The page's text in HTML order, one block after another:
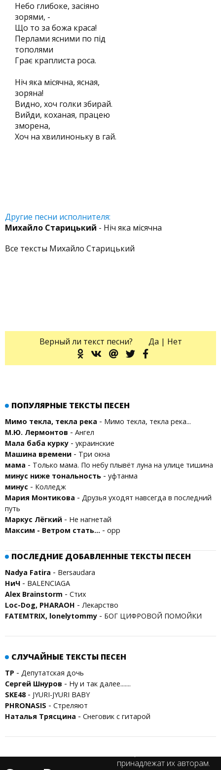
Небо глибоке, засiяно
зорями, -
Що то за божа краса!
Перлами ясними по пiд
тополями
Грає краплиста роса.
Нiч яка мiсячна, ясная,
зоряна!
Видно, хоч голки збирай.
Вийди, коханая, працею
зморена,
Хоч на хвилиноньку в гай.
Другие песни исполнителя:
Михайло Старицький - Ніч яка місячна
Все тексты Михайло Старицький
Верный ли текст песни? Да | Нет
ПОПУЛЯРНЫЕ ТЕКСТЫ ПЕСЕН
Мимо текла, текла река - Мимо текла, текла река...
М.Ю. Лермонтов - Ангел
Мала баба курку - украинские
Машина времени - Три окна
мама - Только мама. По небу плывёт луна на улице тишина
минус ниже тональность - уфтанма
минус - Колледж
Мария Монтикова - Друзья уходят навсегда в последний
путь
Маркус Лёгкий - Не нагнетай
Максим - Ветром стать... - орр
ПОСЛЕДНИЕ ДОБАВЛЕННЫЕ ТЕКСТЫ ПЕСЕН
Nadya Fatira - Bersaudara
НиЧ - BALENCIAGA
Alex Brainstorm - Стих
Loc-Dog, PHARAOH - Лекарство
FATEMTRIX, lonelytommy - БОГ ЦИФРОВОЙ ПОМОЙКИ
СЛУЧАЙНЫЕ ТЕКСТЫ ПЕСЕН
ТР - Депутатская дочь
Сергей Шнуров - Ну и так далее.......
SKE48- JYURI-JYURI BABY
PHRONASIS - Стреляют
Наталья Трясцина - Снеговик с гитарой
принадлежат их авторам.